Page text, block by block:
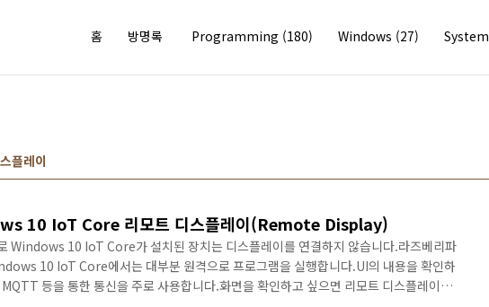
홈 방명록 Programming (180) Windows (27) System
플레이
10 IoT Core 리모트 디스플레이(Remote Display)
Windows 10 IoT Core가 설치된 장치는 디스플레이를 연결하지 않습니다.라즈베리파
10 IoT Core에서는 대부분 원격으로 프로그램을 실행합니다.UI의 내용을 확인하
등을 통한 통신을 주로 사용합니다.화면을 확인하고 싶으면 리모트 디스플레이를